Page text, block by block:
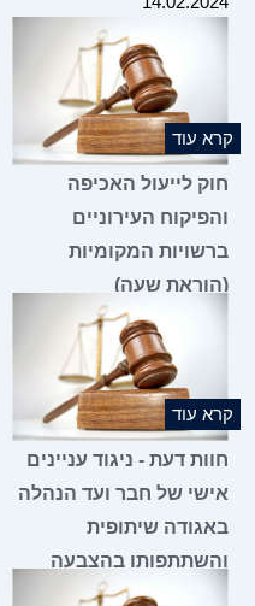
עוד
לייעול האכיפה
העירוניים
המקומיות
שעה)
עוד
דעת - ניגוד עניינים
של חבר ועד הנהלה
שיתופית
בהצבעה
הסכם שכירות של